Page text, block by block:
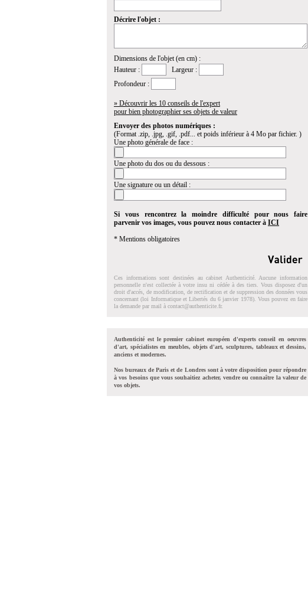
Décrire l'objet :
Dimensions de l'objet (en cm) :
Hauteur :
Largeur :
Profondeur :
» Découvrir les 10 conseils de l'expert
pour bien photographier ses objets de valeur
Envoyer des photos numériques :
(Format .zip, .jpg, .gif, .pdf... et poids inférieur à 4 Mo par fichier. )
Une photo générale de face :
Une photo du dos ou du dessous :
Une signature ou un détail :
Si vous rencontrez la moindre difficulté pour nous faire
parvenir vos images, vous pouvez nous contacter à ICI
* Mentions obligatoires
Ces informations sont destinées au cabinet Authenticité. Aucune information
personnelle n'est collectée à votre insu ni cédée à des tiers. Vous disposez d'un
droit d'accés, de modification, de rectification et de suppression des données vous
concernant (loi Informatique et Libertés du 6 janvier 1978). Vous pouvez en faire
la demande par mail à contact@authenticite.fr.
Authenticité est le premier cabinet européen d'experts conseil en oeuvres
d'art, spécialistes en meubles, objets d'art, sculptures, tableaux et dessins,
anciens et modernes.
Nos bureaux de Paris et de Londres sont à votre disposition pour répondre
à vos besoins que vous souhaitiez acheter, vendre ou connaître la valeur de
vos objets.